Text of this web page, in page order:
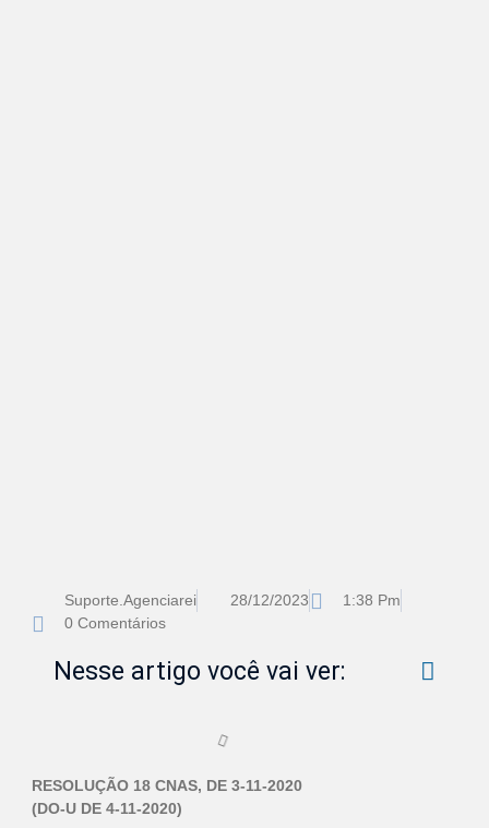
Suporte.agenciarei 28/12/2023
1:38 Pm
0 Comentários
Nesse artigo você vai ver:
RESOLUÇÃO 18 CNAS, DE 3-11-2020
(DO-U DE 4-11-2020)